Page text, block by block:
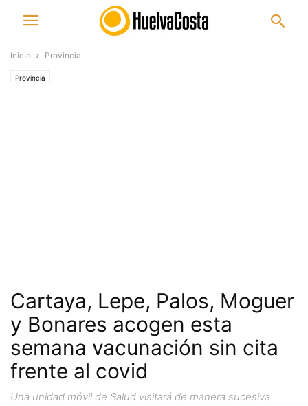
Inicio Provincia
Provincia
Cartaya, Lepe, Palos, Moguer
y Bonares acogen esta
semana vacunación sin cita
frente al covid
Una unidad móvil de Salud visitará de manera sucesiva